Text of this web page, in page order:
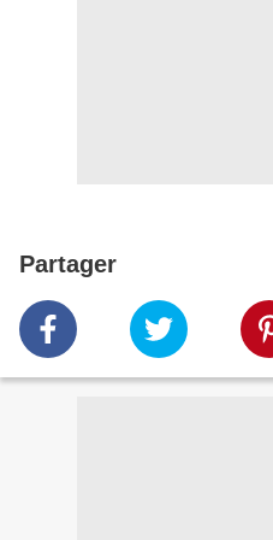
Partager